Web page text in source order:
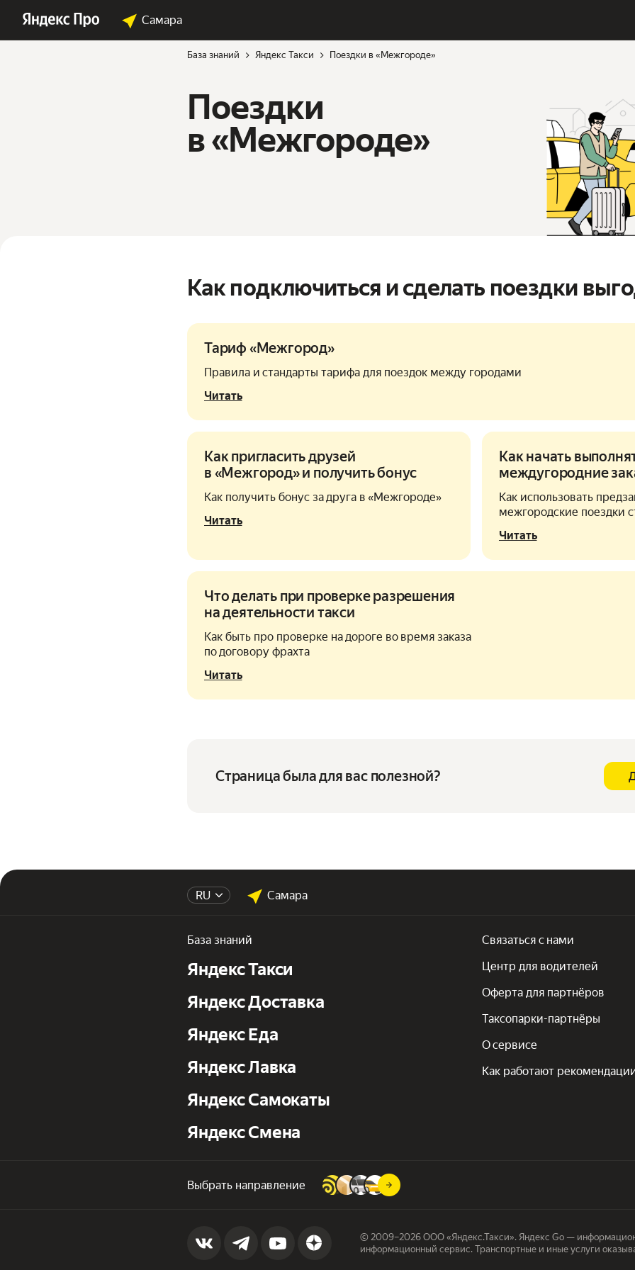
Самара
База знаний Яндекс Такси Поездки в «Межгороде»
Поездки
в «Межгороде»
Как подключиться и сделать поездки
Тариф «Межгород»
Правила и стандарты тарифа для поездок между городами
Читать
Как пригласить друзей
в «Межгород» и получить бонус
Как получить бонус за друга в «Межгороде»
Читать
Как начать
междугородние
Как использовать
межгородские поездки
Читать
Что делать при проверке разрешения
на деятельности такси
Как быть про проверке на дороге во время заказа
по договору фрахта
Читать
Страница была для вас полезной?
RU Самара
База знаний
Яндекс Такси
Яндекс Доставка
Яндекс Еда
Яндекс Лавка
Яндекс Самокаты
Яндекс Смена
Связаться с нами
Центр для водителей
Оферта для партнёров
Таксопарки-партнёры
О сервисе
Как работают
Выбрать направление
© 2009–2026 ООО «Яндекс.Такси». Яндекс Go —
информационный сервис. Транспортные и иные услуги